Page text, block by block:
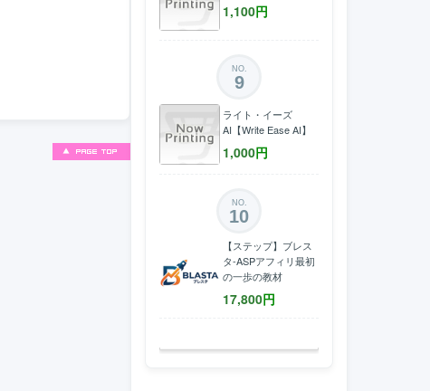
1,100円
NO.
9
ライト・イーズ
AI【Write Ease AI】
1,000円
NO.
10
【ステップ】ブレス
タ-ASPアフィリ最初
の一歩の教材
17,800円